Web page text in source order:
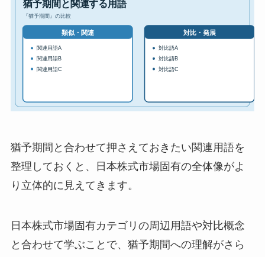
猶予期間と合わせて押さえておきたい関連用語を
整理しておくと、日本株式市場固有の全体像がよ
り立体的に見えてきます。
日本株式市場固有カテゴリの周辺用語や対比概念
と合わせて学ぶことで、猶予期間への理解がさら